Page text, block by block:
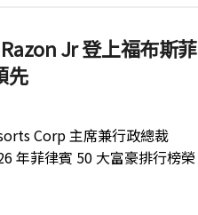
Jr 登上福布斯菲
先
Corp 主席兼行政總裁
年菲律賓 50 大富豪排行榜榮